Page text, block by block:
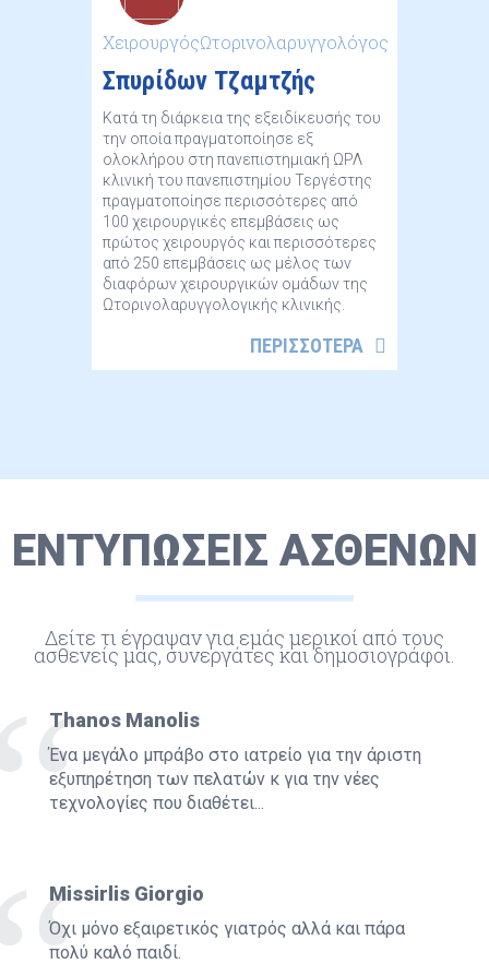
ΧειρουργόςΩτορινολαρυγγολόγος
Σπυρίδων Τζαμτζής
Κατά τη διάρκεια της εξειδίκευσής του
την οποία πραγματοποίησε εξ
ολοκλήρου στη πανεπιστημιακή ΩΡΛ
κλινική του πανεπιστημίου Τεργέστης
πραγματοποίησε περισσότερες από
100 χειρουργικές επεμβάσεις ως
πρώτος χειρουργός και περισσότερες
από 250 επεμβάσεις ως μέλος των
διαφόρων χειρουργικών ομάδων της
Ωτορινολαρυγγολογικής κλινικής.
ΠΕΡΙΣΣΟΤΕΡΑ
ΕΝΤΥΠΩΣΕΙΣ ΑΣΘΕΝΩΝ
Δείτε τι έγραψαν για εμάς μερικοί από τους
ασθενείς μας, συνεργάτες και δημοσιογράφοι.
Thanos Manolis
Ένα μεγάλο μπράβο στο ιατρείο για την άριστη
εξυπηρέτηση των πελατών κ για την νέες
τεχνολογίες που διαθέτει...
Missirlis Giorgio
Όχι μόνο εξαιρετικός γιατρός αλλά και πάρα
πολύ καλό παιδί.